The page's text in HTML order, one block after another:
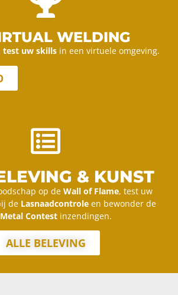
WELDING
test uw skills in een virtuele omgeving.
& KUNST
op de Wall of Flame, test uw
de Lasnaadcontrole en bewonder de
Contestinzendingen.
ALLE BELEVING